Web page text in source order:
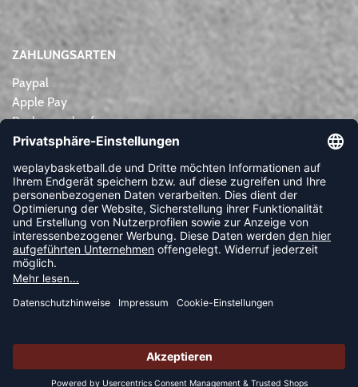
ZAHLUNGSARTEN
Paypal
Apple Pay
Rechnungskauf
Lastschrift
Kreditkarte
Vorkasse
NEWSLETTER